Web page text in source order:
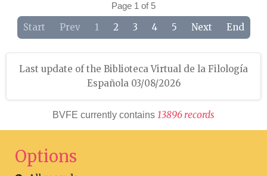
Page 1 of 5
Start Prev 1 2 3 4 5 Next End
Last update of the Biblioteca Virtual de la Filología
Española 03/08/2026
BVFE currently contains 13896 records
Options